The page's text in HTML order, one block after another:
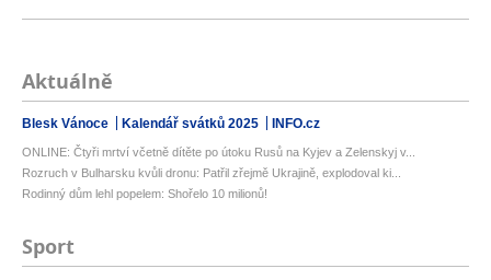
Aktuálně
Blesk Vánoce Kalendář svátků 2025 INFO.cz
ONLINE: Čtyři mrtví včetně dítěte po útoku Rusů na Kyjev a Zelenskyj v...
Rozruch v Bulharsku kvůli dronu: Patřil zřejmě Ukrajině, explodoval ki...
Rodinný dům lehl popelem: Shořelo 10 milionů!
Sport